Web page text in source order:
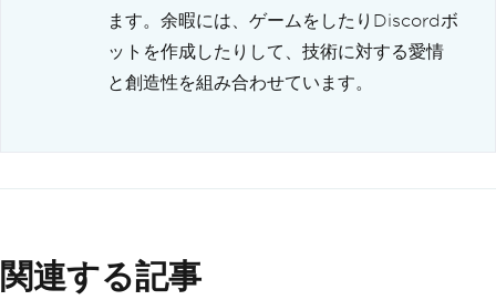
ます。余暇には、ゲームをしたりDiscordボ
ットを作成したりして、技術に対する愛情
と創造性を組み合わせています。
関連する記事